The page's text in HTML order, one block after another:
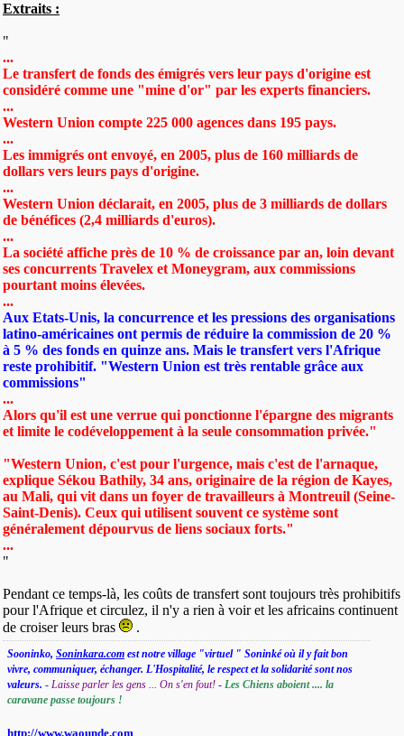
Extraits :
"
...
Le transfert de fonds des émigrés vers leur pays d'origine est
considéré comme une "mine d'or" par les experts financiers.
...
Western Union compte 225 000 agences dans 195 pays.
...
Les immigrés ont envoyé, en 2005, plus de 160 milliards de
dollars vers leurs pays d'origine.
...
Western Union déclarait, en 2005, plus de 3 milliards de dollars
de bénéfices (2,4 milliards d'euros).
...
La société affiche près de 10 % de croissance par an, loin devant
ses concurrents Travelex et Moneygram, aux commissions
pourtant moins élevées.
...
Aux Etats-Unis, la concurrence et les pressions des organisations
latino-américaines ont permis de réduire la commission de 20 %
à 5 % des fonds en quinze ans. Mais le transfert vers l'Afrique
reste prohibitif. "Western Union est très rentable grâce aux
commissions"
...
Alors qu'il est une verrue qui ponctionne l'épargne des migrants
et limite le codéveloppement à la seule consommation privée."
"Western Union, c'est pour l'urgence, mais c'est de l'arnaque,
explique Sékou Bathily, 34 ans, originaire de la région de Kayes,
au Mali, qui vit dans un foyer de travailleurs à Montreuil (Seine-
Saint-Denis). Ceux qui utilisent souvent ce système sont
généralement dépourvus de liens sociaux forts."
...
"
Pendant ce temps-là, les coûts de transfert sont toujours très prohibitifs
pour l'Afrique et circulez, il n'y a rien à voir et les africains continuent
de croiser leurs bras
.
Sooninko, Soninkara.com est notre village "virtuel " Soninké où il y fait bon
vivre, communiquer, échanger. L'Hospitalité, le respect et la solidarité sont nos
valeurs. - Laisse parler les gens ... On s'en fout! - Les Chiens aboient .... la
caravane passe toujours !
http://www.waounde.com